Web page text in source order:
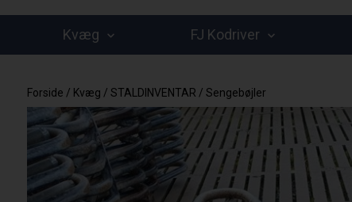
Kvæg FJ Kodriver
Forside / Kvæg / STALDINVENTAR / Sengebøjler